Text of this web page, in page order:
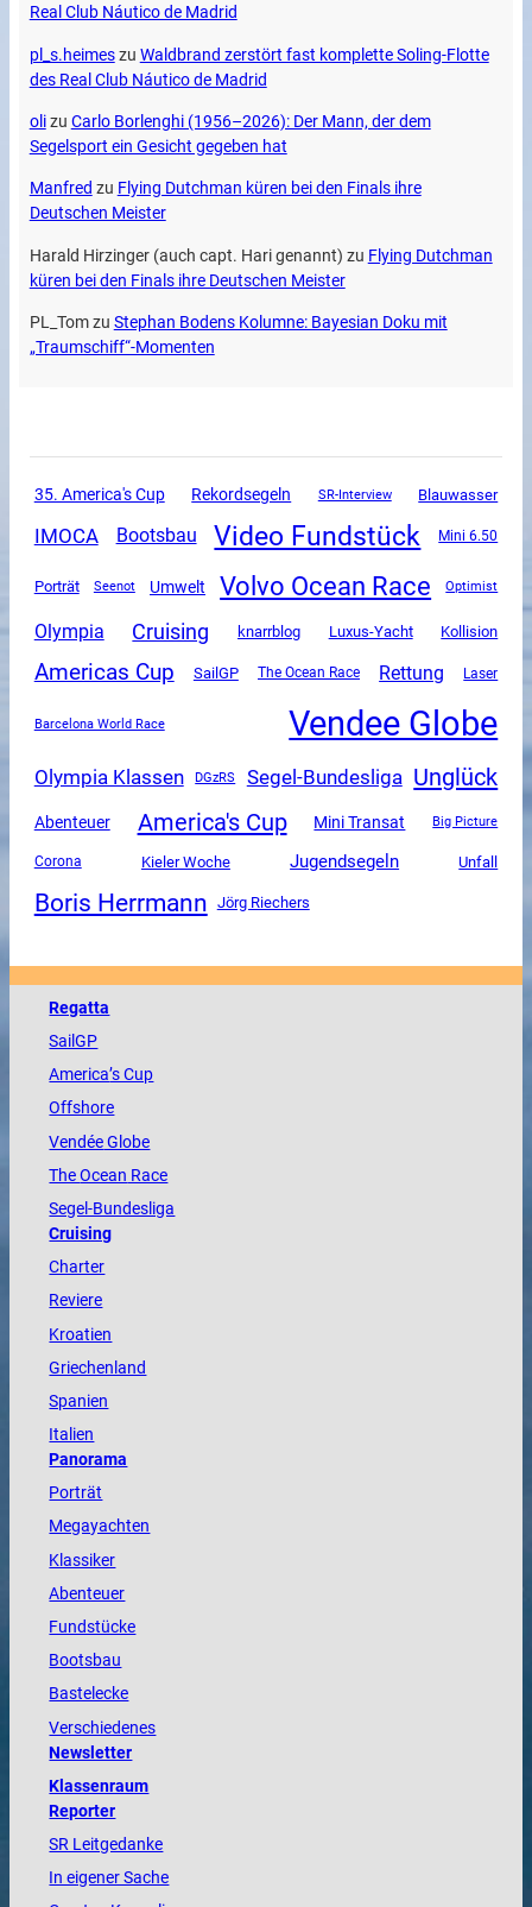
Real Club Náutico de Madrid
pl_s.heimeszu Waldbrand zerstört fast komplette Soling-Flotte
des Real Club Náutico de Madrid
olizu Carlo Borlenghi (1956–2026): Der Mann, der dem
Segelsport ein Gesicht gegeben hat
Manfred zu Flying Dutchman küren bei den Finals ihre
Deutschen Meister
Harald Hirzinger (auch capt. Hari genannt) zu Flying Dutchman
küren bei den Finals ihre Deutschen Meister
PL_Tomzu Stephan Bodens Kolumne: Bayesian Doku mit
„Traumschiff“-Momenten
35. America's Cup Rekordsegeln SR-Interview Blauwasser
IMOCA Bootsbau Video Fundstück Mini 6.50
Porträt Seenot Umwelt Volvo Ocean Race Optimist
Olympia Cruising knarrblog Luxus-Yacht Kollision
Americas Cup SailGP The Ocean Race Rettung Laser
Barcelona World Race Vendee Globe
Olympia Klassen DGzRS Segel-Bundesliga Unglück
Abenteuer America's Cup Mini Transat Big Picture
Corona Kieler Woche Jugendsegeln Unfall
Boris Herrmann Jörg Riechers
Regatta
SailGP
America’s Cup
Offshore
VendéeGlobe
TheOcean Race
Segel-Bundesliga
Cruising
Charter
Reviere
Kroatien
Griechenland
Spanien
Italien
Panorama
Porträt
Megayachten
Klassiker
Abenteuer
Fundstücke
Bootsbau
Bastelecke
Verschiedenes
Newsletter
Klassenraum
Reporter
SR Leitgedanke
In eigener Sache